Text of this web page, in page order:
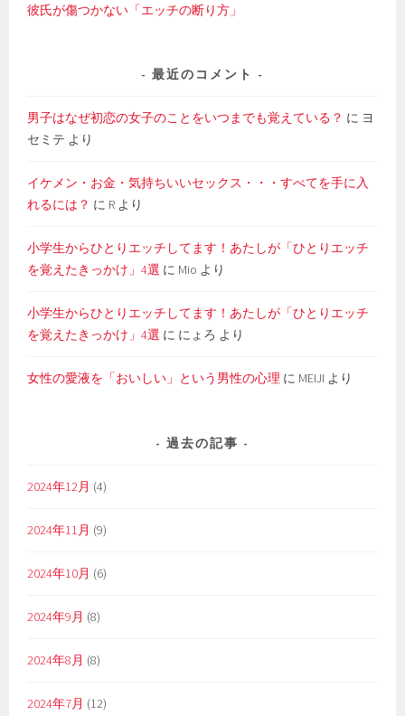
彼氏が傷つかない「エッチの断り方」
最近のコメント
男子はなぜ初恋の女子のことをいつまでも覚えている？ に ヨ
セミテ より
イケメン・お金・気持ちいいセックス・・・すべてを手に入
れるには？ に R より
小学生からひとりエッチしてます！あたしが「ひとりエッチ
を覚えたきっかけ」4選 に Mio より
小学生からひとりエッチしてます！あたしが「ひとりエッチ
を覚えたきっかけ」4選 に にょろ より
女性の愛液を「おいしい」という男性の心理 に MEIJI より
過去の記事
2024年12月 (4)
2024年11月 (9)
2024年10月 (6)
2024年9月 (8)
2024年8月 (8)
2024年7月 (12)